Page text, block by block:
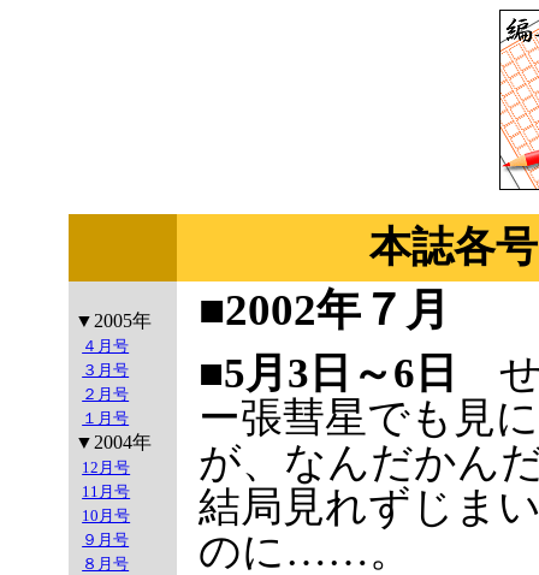
本誌各
▼2005年
４月号
３月号
２月号
１月号
▼2004年
12月号
11月号
10月号
９月号
８月号
■2002年７月
■5月3日～6日
せ
ー張彗星でも見
が、なんだかん
結局見れずじま
のに……。